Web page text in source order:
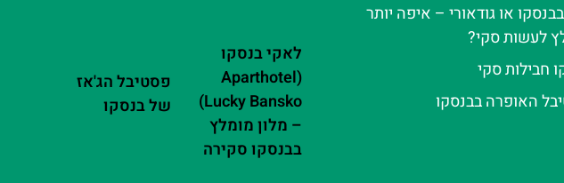
או גודאורי – איפה יותר
לעשות סקי?
חבילות סקי
האופרה בבנסקו
לאקי בנסקו
(Aparthotel
Lucky Bansko)
– מלון מומלץ
בבנסקו סקירה
פסטיבל הג'אז
של בנסקו